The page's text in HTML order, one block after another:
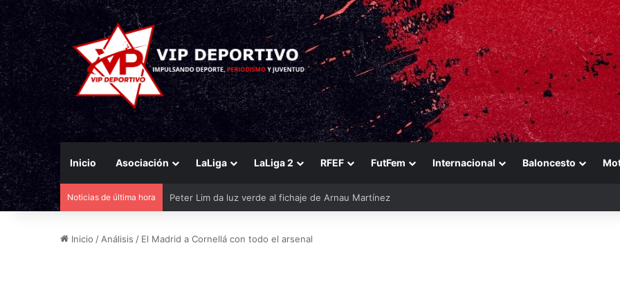
Inicio Asociación LaLiga LaLiga 2 RFEF FutFem Internacional Baloncesto
Noticias de última hora El Eldense mira a las canteras para reforzarse
Inicio / Análisis / El Madrid a Cornellá con todo el arsenal